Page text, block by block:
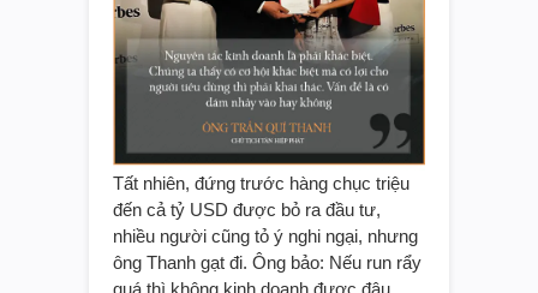
Tất nhiên, đứng trước hàng chục triệu
đến cả tỷ USD được bỏ ra đầu tư,
nhiều người cũng tỏ ý nghi ngại, nhưng
ông Thanh gạt đi. Ông bảo: Nếu run rẩy